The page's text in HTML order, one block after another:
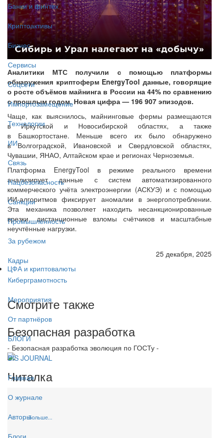
Банки и финтех
Криптоактивы
Бизнес
Сервисы
Соцсети
Импортозамещение
Технологии
ИИ
Связь
Нацбезопасность
Санкции
Промышленность
За рубежом
Кадры
Киберграмотность
Мероприятия
От партнёров
БЛОГИ
BIS JOURNAL
Главная
О журнале
Авторы
Блоги
Аналитики МТС получили с помощью платформы
обнаружения криптоферм EnergyTool данные, говорящие
о росте объёмов майнинга в России на 44% по сравнению
с прошлым годом. Новая цифра — 196 907 эпизодов.
Чаще, как выяснилось, майнинговые фермы размещаются
в Иркутской и Новосибирской областях, а также
в Башкортостане. Меньше всего их было обнаружено
в Волгоградской, Ивановской и Свердловской областях,
Чувашии, ЯНАО, Алтайском крае и регионах Черноземья.
Платформа EnergyTool в режиме реального времени
анализирует данные с систем автоматизированного
коммерческого учёта электроэнергии (АСКУЭ) и с помощью
ИИ-алгоритмов фиксирует аномалии в энергопотреблении.
Эта механика позволяет находить несанкционированные
врезки, дистанционные взломы счётчиков и масштабные
неучтённые нагрузки.
25 декабря, 2025
ЦФА и криптовалюты
Смотрите также
Безопасная разработка
- Безопасная разработка эволюция по ГОСТу -
Читалка
Больше...